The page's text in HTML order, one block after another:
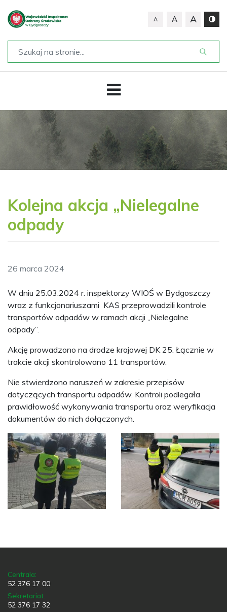
A A A
Kolejna akcja „Nielegalne
odpady
26 marca 2024
W dniu 25.03.2024 r. inspektorzy WIOŚ w Bydgoszczy
wraz z funkcjonariuszami KAS przeprowadzili kontrole
transportów odpadów w ramach akcji „Nielegalne
odpady”.
Akcję prowadzono na drodze krajowej DK 25. Łącznie w
trakcie akcji skontrolowano 11 transportów.
Nie stwierdzono naruszeń w zakresie przepisów
dotyczących transportu odpadów. Kontroli podlegała
prawidłowość wykonywania transportu oraz weryfikacja
dokumentów do nich dołączonych.
Centrala:
52 376 17 00
Sekretariat:
52 376 17 32